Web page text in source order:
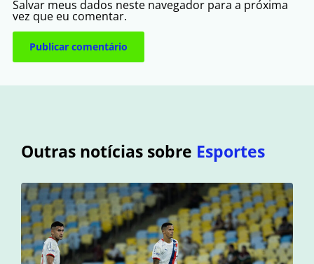
Salvar meus dados neste navegador para a próxima
vez que eu comentar.
Outras notícias sobre Esportes